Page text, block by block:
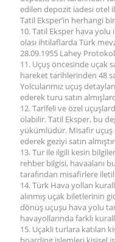
edilen depozit iadesi otel
Tatil Eksper’in herhangi
10. Tatil Eksper hava yolu
olası ihtilaflarda Türk
28.09.1955 Lahey
11. Uçuş öncesinde uçak
hareket tarihlerinden 48
Yolcularımız uçuş
ederek turu satın
12. Tarifeli ve özel
olabilir. Tatil Eksper, bu
yükümlüdür. Misafir
ederek geziyi satın
13. Tur ile ilgili kesin
rehber bilgisi, havaalanı
tarafından misafirlere
14. Türk Hava yolları
alınmış uçak biletlerinin
dönüş uçuşu hava yolu
havayollarında farklı
15. Uçaklı turlara katılan